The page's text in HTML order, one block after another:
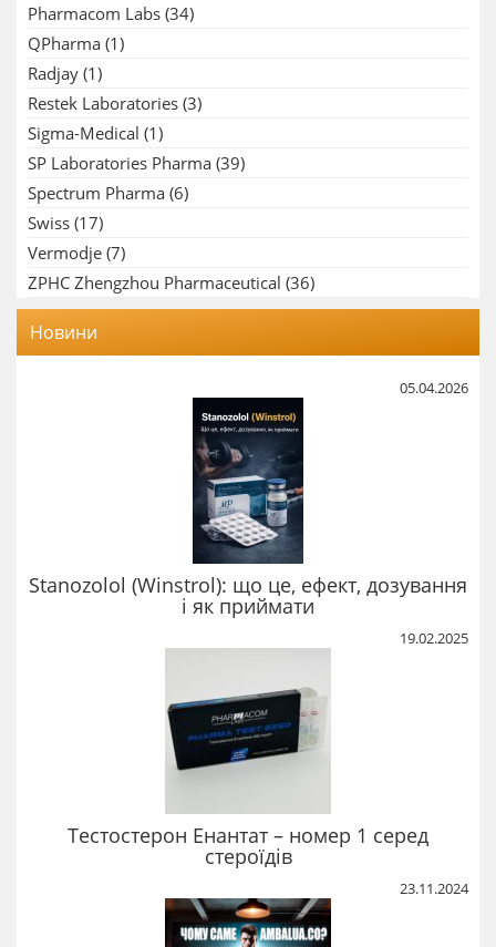
Pharmacom Labs (34)
QPharma (1)
Radjay (1)
Restek Laboratories (3)
Sigma-Medical (1)
SP Laboratories Pharma (39)
Spectrum Pharma (6)
Swiss (17)
Vermodje (7)
ZPHC Zhengzhou Pharmaceutical (36)
Новини
05.04.2026
Stanozolol (Winstrol): що це, ефект, дозування
і як приймати
19.02.2025
Тестостерон Енантат – номер 1 серед
стероїдів
23.11.2024